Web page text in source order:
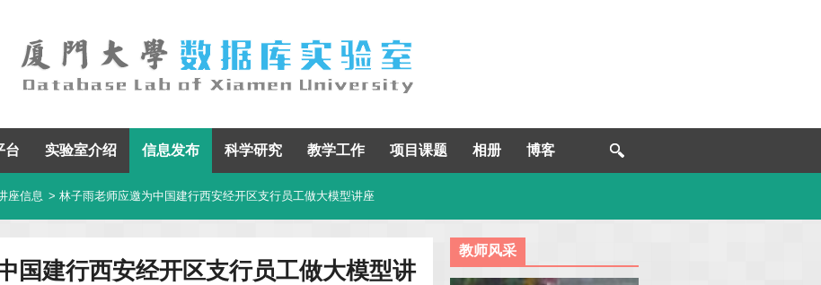
台 实验室介绍 信息发布 科学研究 教学工作 项目课题 相册 博客
座信息 > 林子雨老师应邀为中国建行西安经开区支行员工做大模型讲座
国建行西安经开区支行员工做大模型讲
教师风采